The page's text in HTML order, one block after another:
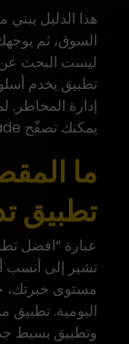
هذا الدليل
السوق، ثم
ليست البحث عن
تطبيق يخدم
إدارة
يمكنك تصفّح
ما
تطبيق
عبارة “افضل
تشير إلى أنسب
مستوى خبرتك،
اليومية. تطبيق
وتطبيق بسيط